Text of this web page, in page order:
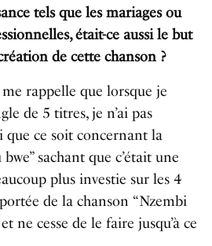
tels que les mariages ou
était-ce aussi le but
de cette chanson ?
rappelle que lorsque je
de 5 titres, je n’ai pas
que ce soit concernant la
sachant que c’était une
plus investie sur les 4
de la chanson “Nzembi
ne cesse de le faire jusqu’à ce